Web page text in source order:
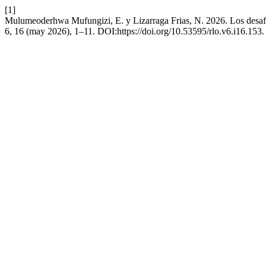
[1]
Mulumeoderhwa Mufungizi, E. y Lizarraga Frias, N. 2026. Los
6, 16 (may 2026), 1–11. DOI:https://doi.org/10.53595/rlo.v6.i16.153.